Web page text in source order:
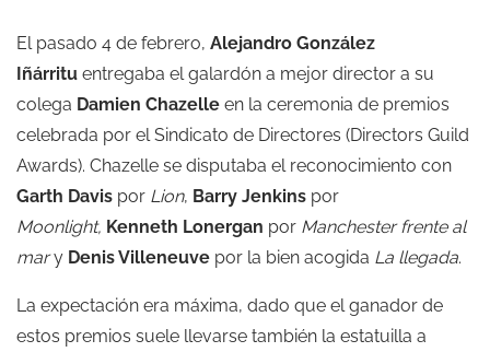
El pasado 4 de febrero, Alejandro González
Iñárritu entregaba el galardón a mejor director a su
colega Damien Chazelle en la ceremonia de premios
celebrada por el Sindicato de Directores (Directors Guild
Awards). Chazelle se disputaba el reconocimiento con
Garth Davis por Lion, Barry Jenkins por
Moonlight, Kenneth Lonergan por Manchester frente al
mary Denis Villeneuve por la bien acogida La llegada.
La expectación era máxima, dado que el ganador de
estos premios suele llevarse también la estatuilla a